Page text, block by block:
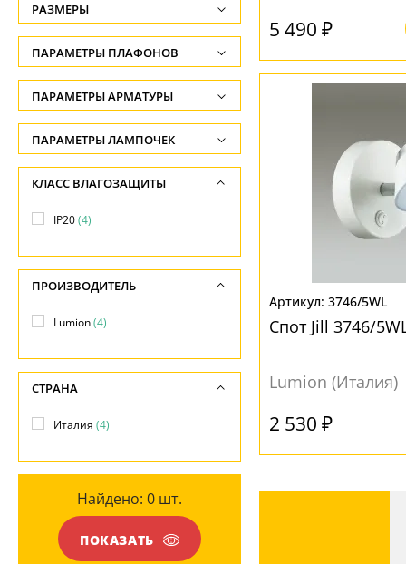
5 490 ₽
3746/5WL
Спот Jill 3746/
Lumion (Италия)
2 530 ₽
РАЗМЕРЫ
Высота, см
-
Ширина, см
-
Длина, см
-
ПАРАМЕТРЫ ПЛАФОНОВ
ФОРМА ПЛАФОНА
Цилиндр(2)
ПОВЕРХНОСТЬ
Матовый
Металл
Пластик (2)
ЦВЕТ ПЛАФОНОВ
Белый(3)
Черный(2)
ПАРАМЕТРЫ АРМАТУРЫ
ЦВЕТ АРМАТУРЫ
Белый(2)
МАТЕРИАЛ
Алюминий(2)
Металл(2)
ПАРАМЕТРЫ ЛАМПОЧЕК
Количество ламп
-
Общая мощность ламп
-
Напряжение
КЛАСС ВЛАГОЗАЩИТЫ
IP20(4)
ПРОИЗВОДИТЕЛЬ
Lumion(4)
СТРАНА
Италия (4)
Найдено: 0 шт.
ПОКАЗАТЬ